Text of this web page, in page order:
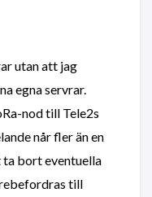
utan att jag
egna servrar.
nod till Tele2s
når fler än en
bort eventuella
till